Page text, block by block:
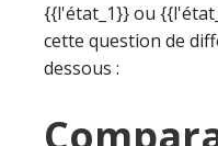
{{l'état_1}} ou
cette question de
dessous :